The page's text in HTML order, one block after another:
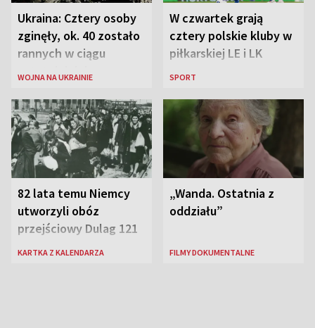
Ukraina: Cztery osoby
zginęły, ok. 40 zostało
rannych w ciągu
ostatniej doby w
WOJNA NA UKRAINIE
W czwartek grają
cztery polskie kluby w
piłkarskiej LE i LK
SPORT
82 lata temu Niemcy
utworzyli obóz
przejściowy Dulag 121
KARTKA Z KALENDARZA
„Wanda. Ostatnia z
oddziału”
FILMY DOKUMENTALNE